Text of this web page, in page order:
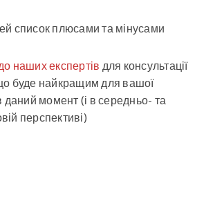
список плюсами та мінусами
наших експертів для консультації
буде найкращим для вашої
даний момент (і в середньо- та
перспективі)